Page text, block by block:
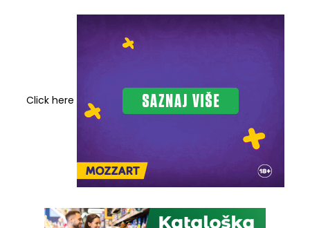
Click here